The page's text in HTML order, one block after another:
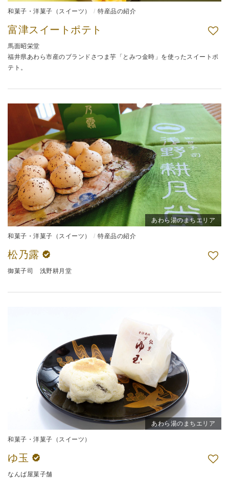
和菓子・洋菓子（スイーツ） 特産品の紹介
富津スイートポテト
馬面昭栄堂
福井県あわら市産のブランドさつま芋「とみつ金時」を使ったスイートポ
テト。
あわら湯のまちエリア
和菓子・洋菓子（スイーツ） 特産品の紹介
松乃露
御菓子司 浅野耕月堂
あわら湯のまちエリア
和菓子・洋菓子（スイーツ）
ゆ玉
なんば屋菓子舗